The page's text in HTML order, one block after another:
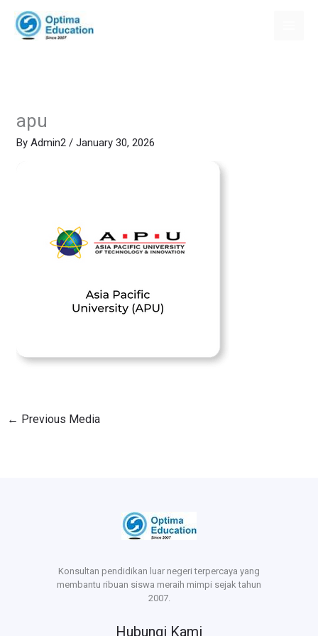
content
apu
ByAdmin2/January 30, 2026
← Previous Media
Konsultan pendidikan luar negeri terpercaya yang
membantu ribuan siswa meraih mimpi sejak tahun
2007.
Hubungi Kami